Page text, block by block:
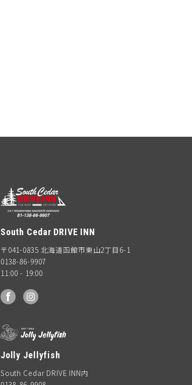
South Cedar DRIVE INN
〒041-0835 北海道函館市東山2丁目6-1
0138-86-9907
11:00 - 19:00
facebook
Jolly Jellyfish
South Cedar DRIVE INN内